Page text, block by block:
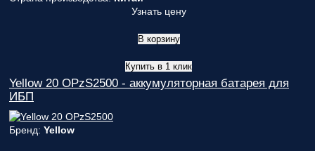
Узнать цену
В корзину
Купить в 1 клик
Yellow 20 OPzS2500 - аккумуляторная батарея для
ИБП
Бренд: Yellow